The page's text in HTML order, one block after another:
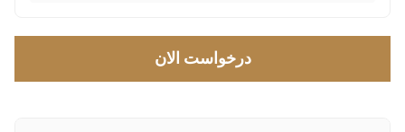
درخواست الان